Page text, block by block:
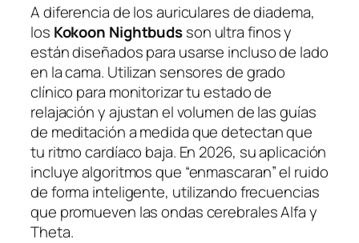
A diferencia de los auriculares de diadema,
los Kokoon Nightbudsson ultra finos y
están diseñados para usarse incluso de lado
en la cama. Utilizan sensores de grado
clínico para monitorizar tu estado de
relajación y ajustan el volumen de las guías
de meditación a medida que detectan que
tu ritmo cardíaco baja. En 2026, su aplicación
incluye algoritmos que “enmascaran” el ruido
de forma inteligente, utilizando frecuencias
que promueven las ondas cerebrales Alfa y
Theta.